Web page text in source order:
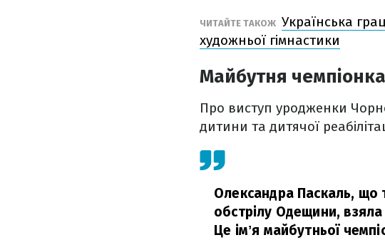
ЧИТАЙТЕ ТАКОЖ Українська
художньої гімнастики
Майбутня чемпіонка
Про виступ уродженки
дитини та дитячої
Олександра Паскаль, що
обстрілу Одещини, взяла
Це імʼя майбутньої